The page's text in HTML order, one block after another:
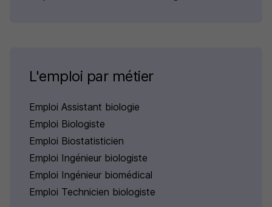
L'emploi par métier
Emploi Assistant biologie
Emploi Biologiste
Emploi Biostatisticien
Emploi Ingénieur biologiste
Emploi Ingénieur biomédical
Emploi Technicien biologiste